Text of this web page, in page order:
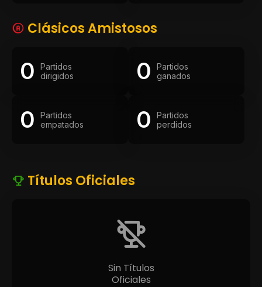
Clásicos Amistosos
0
Partidos
dirigidos
0
Partidos
ganados
0
Partidos
empatados
0
Partidos
perdidos
Títulos Oficiales
Sin Títulos
Oficiales